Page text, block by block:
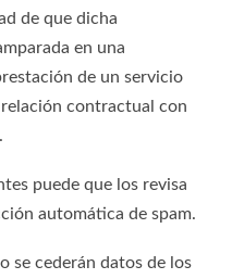
de que dicha
en una
de un servicio
contractual con
puede que los revisa
automática de spam.
se cederán datos de los